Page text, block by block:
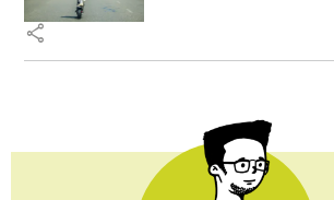
share